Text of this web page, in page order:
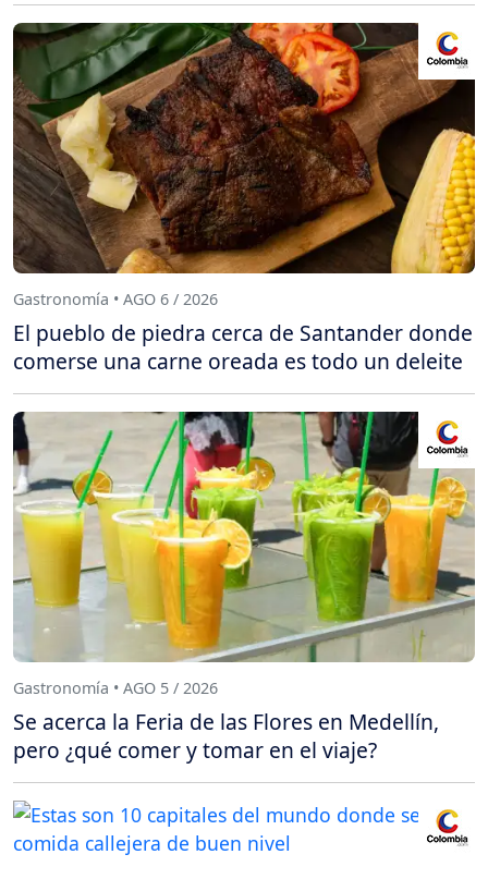
Gastronomía • AGO 6 / 2026
El pueblo de piedra cerca de Santander donde
comerse una carne oreada es todo un deleite
Gastronomía • AGO 5 / 2026
Se acerca la Feria de las Flores en Medellín,
pero ¿qué comer y tomar en el viaje?